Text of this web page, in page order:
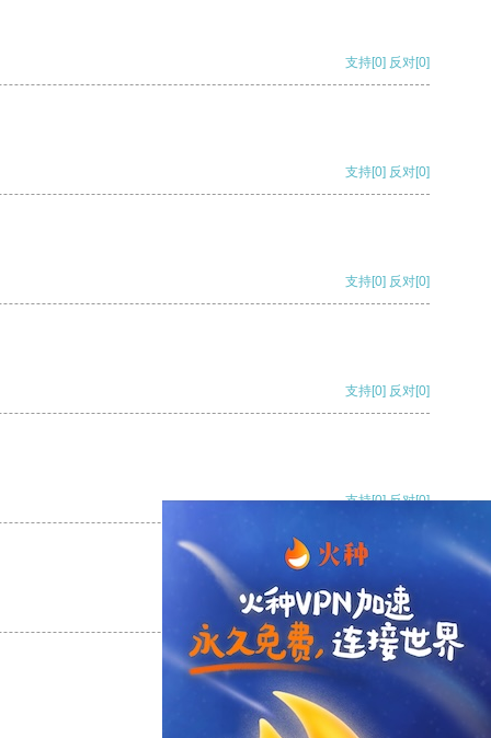
支持[0] 反对[0]
支持[0] 反对[0]
支持[0] 反对[0]
支持[0] 反对[0]
支持[0] 反对[0]
支持[0] 反对
支持